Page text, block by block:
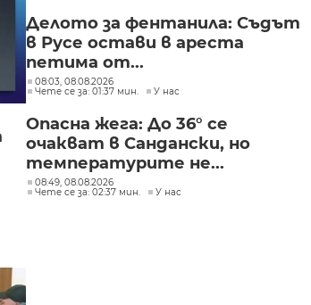
Делото за фентанила: Съдът
в Русе остави в ареста
петима от...
08:03, 08.08.2026
Чете се за: 01:37 мин.
У нас
Опасна жега: До 36° се
очакват в Сандански, но
температурите не...
08:49, 08.08.2026
Чете се за: 02:37 мин.
У нас